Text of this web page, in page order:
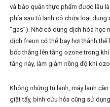
và bảo quản thực phẩm được lâu
phía sau tủ lạnh có chứa loại
“gas”). Nhờ có dung dịch hóa học
dịch freon có thể bay hơi thành thể
bốc thẳng lên tầng ozone trong
tầng này, làm giảm nồng độ khí
Không những tủ lạnh, máy lạnh
giặt tẩy, bình cứu hỏa cũng sử